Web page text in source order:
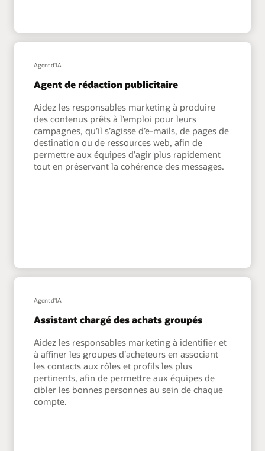
Agent d'IA
Agent de rédaction publicitaire
Aidez les responsables marketing à produire
des contenus prêts à l’emploi pour leurs
campagnes, qu’il s’agisse d’e-mails, de pages de
destination ou de ressources web, afin de
permettre aux équipes d’agir plus rapidement
tout en préservant la cohérence des messages.
Agent d'IA
Assistant chargé des achats groupés
Aidez les responsables marketing à identifier et
à affiner les groupes d’acheteurs en associant
les contacts aux rôles et profils les plus
pertinents, afin de permettre aux équipes de
cibler les bonnes personnes au sein de chaque
compte.